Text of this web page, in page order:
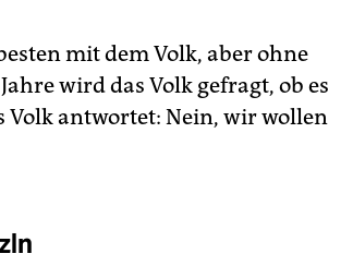
mit dem Volk, aber ohne
wird das Volk gefragt, ob es
Volk antwortet: Nein, wir wollen